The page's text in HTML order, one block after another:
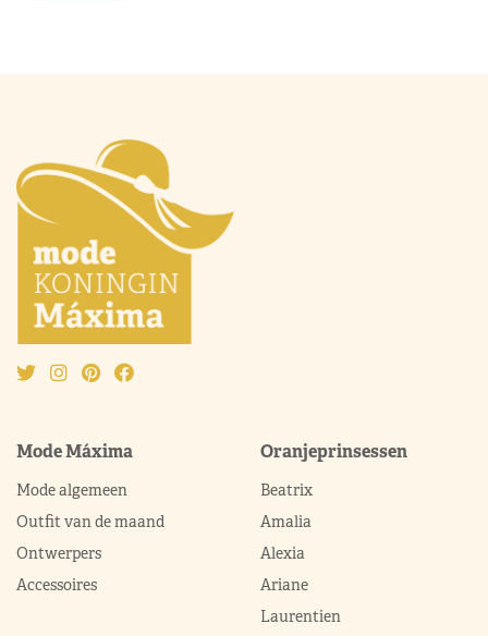
Mode Máxima
Mode algemeen
Outfit van de maand
Ontwerpers
Accessoires
Oranjeprinsessen
Beatrix
Amalia
Alexia
Ariane
Laurentien